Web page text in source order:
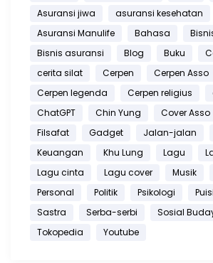
Asuransi jiwa
asuransi kesehatan
Asuransi Manulife
Bahasa
Bisnis asuransi
Blog Buku
cerita silat
Cerpen
Cerpen Asso
Cerpen legenda
Cerpen religius
ChatGPT
Chin Yung Cover Asso
Filsafat
Gadget Jalan-jalan
Keuangan
Khu Lung Lagu
Lagu cinta
Lagu cover Musik
Personal
Politik Psikologi Puisi
Sastra
Serba-serbi
Sosial
Tokopedia
Youtube